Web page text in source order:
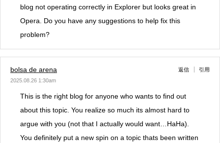
blog not operating correctly in Explorer but looks great in
Opera. Do you have any suggestions to help fix this
problem?
bolsa de arena
2025.08.26 1:30am
返信 引用
This is the right blog for anyone who wants to find out
about this topic. You realize so much its almost hard to
argue with you (not that I actually would want…HaHa).
You definitely put a new spin on a topic thats been written